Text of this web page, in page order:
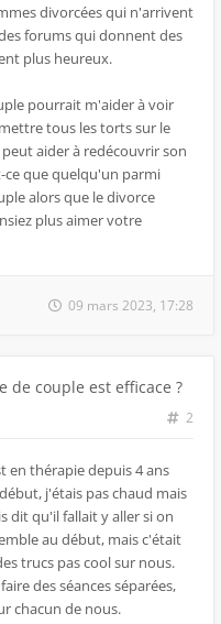
divorcées qui n'arrivent
forums qui donnent des
plus heureux.
pourrait m'aider à voir
tous les torts sur le
aider à redécouvrir son
que quelqu'un parmi
alors que le divorce
plus aimer votre
09 mars 2023, 17:28
de couple est efficace ?
2
en thérapie depuis 4 ans
j'étais pas chaud mais
dit qu'il fallait y aller si on
au début, mais c'était
trucs pas cool sur nous.
des séances séparées,
chacun de nous.